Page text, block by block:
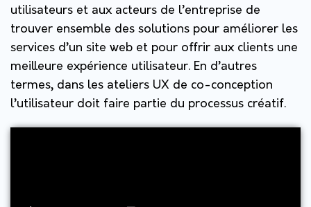
utilisateurs et aux acteurs de l’entreprise de
trouver ensemble des solutions pour améliorer les
services d’un site web et pour offrir aux clients une
meilleure expérience utilisateur. En d’autres
termes, dans les ateliers UX de co-conception
l’utilisateur doit faire partie du processus créatif.